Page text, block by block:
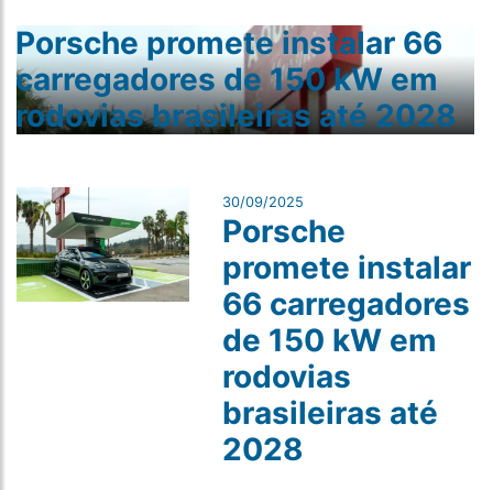
Porsche promete instalar 66
carregadores de 150 kW em
rodovias brasileiras até 2028
30/09/2025
Porsche
promete instalar
66 carregadores
de 150 kW em
rodovias
brasileiras até
2028